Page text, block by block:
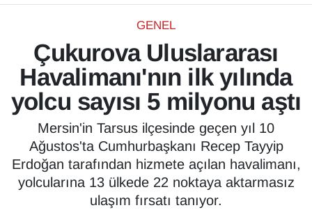
GENEL
Çukurova Uluslararası
Havalimanı'nın ilk yılında
yolcu sayısı 5 milyonu aştı
Mersin'in Tarsus ilçesinde geçen yıl 10
Ağustos'ta Cumhurbaşkanı Recep Tayyip
Erdoğan tarafından hizmete açılan havalimanı,
yolcularına 13 ülkede 22 noktaya aktarmasız
ulaşım fırsatı tanıyor.
BİLİM VE TEKNOLOJİ
Biyografi
Bölge Haberleri
ÇEVRE
Deprem
Dernekler, Odalar
Van Namaz Vakitleri
Van Trafik Yoğunluk Haritası
Süper Lig Puan Durumu ve Fikstür
Tüm Manşetler
Son Dakika Haberleri
Haber Arşivi